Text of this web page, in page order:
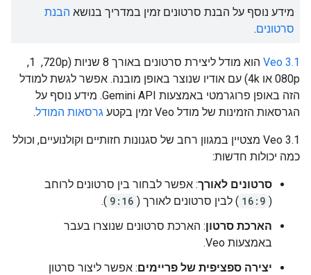
מידע נוסף על הבנת סרטונים זמין במדריך בנושא הבנת
סרטונים.
Veo 3.1
הוא מודל ליצירת סרטונים באורך 8 שניות (720p, ‏ 1,
080p או 4k) עם אודיו שנוצר באופן מובנה. אפשר לגשת למודל
הזה באופן פרוגרמטי באמצעות Gemini API. מידע נוסף על
הגרסאות הזמינות של מודל Veo זמין בקטע
גרסאות המודל.
‫Veo 3.1 מצטיין במגוון רחב של סגנונות חזותיים וקולנועיים, וכולל
כמה יכולות חדשות:
סרטונים לאורך: אפשר לבחור בין סרטונים לרוחב
(
16:9 ) לבין סרטונים לאורך ( 9:16
).
הארכת סרטון: הארכת סרטונים שנוצרו בעבר
באמצעות Veo.
יצירה ספציפית של פריימים: אפשר ליצור סרטון